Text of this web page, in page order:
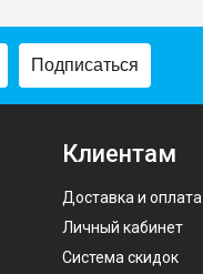
Подписаться
Клиентам
Доставка и оплата
Личный кабинет
Система скидок